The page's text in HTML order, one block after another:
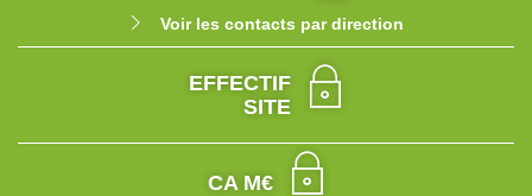
Voir les contacts par direction
EFFECTIF
SITE
CA M€